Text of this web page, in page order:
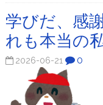
学びだ、感
れも本当の
2026-06-21 0